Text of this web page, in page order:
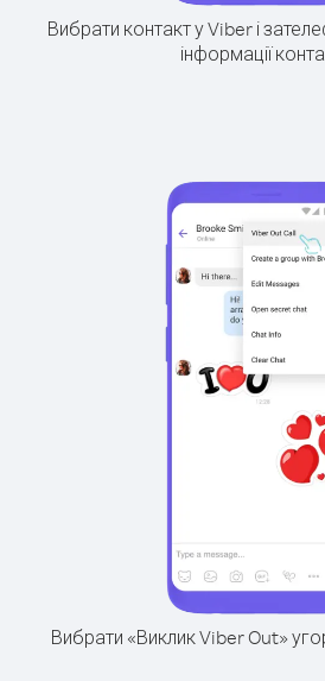
Вибрати контакт у Viber і
інформації
Вибрати «Виклик Viber Out»